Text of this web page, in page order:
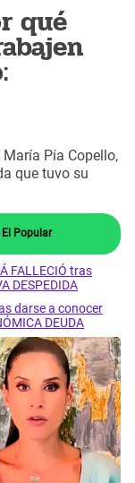
qué
Pía Copello,
que tuvo su
Popular
FALLECIÓ tras
DESPEDIDA
darse a conocer
DEUDA